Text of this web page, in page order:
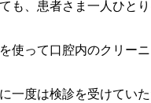
も、患者さま一人ひと
使って口腔内のクリー
一度は検診を受けてい